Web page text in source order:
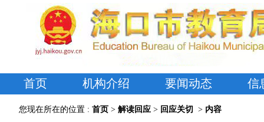
首页 机构介绍 要闻动态 信
您现在所在的位置 : 首页 > 解读回应 > 回应关切 > 内容